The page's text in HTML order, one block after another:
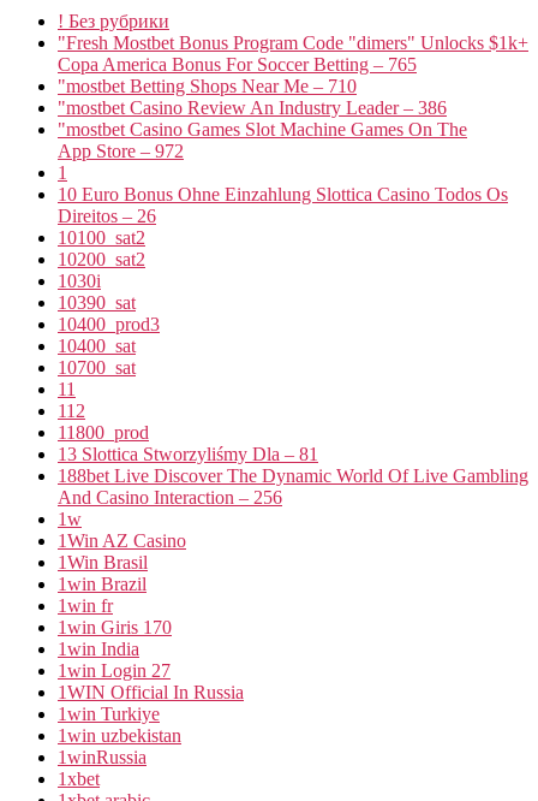
! Без рубрики
"Fresh Mostbet Bonus Program Code "dimers" Unlocks $1k+
Copa America Bonus For Soccer Betting – 765
"mostbet Betting Shops Near Me – 710
"mostbet Casino Review An Industry Leader – 386
"‎mostbet Casino Games Slot Machine Games On The
App Store – 972
1
10 Euro Bonus Ohne Einzahlung Slottica Casino Todos Os
Direitos – 26
10100_sat2
10200_sat2
1030i
10390_sat
10400_prod3
10400_sat
10700_sat
11
112
11800_prod
13 Slottica Stworzyliśmy Dla – 81
188bet Live Discover The Dynamic World Of Live Gambling
And Casino Interaction – 256
1w
1Win AZ Casino
1Win Brasil
1win Brazil
1win fr
1win Giris 170
1win India
1win Login 27
1WIN Official In Russia
1win Turkiye
1win uzbekistan
1winRussia
1xbet